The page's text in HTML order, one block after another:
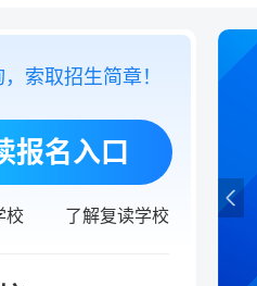
索取招生简章！
报名入口
校 了解复读学校